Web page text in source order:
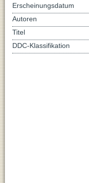
Erscheinungsdatum
Autoren
Titel
DDC-Klassifikation